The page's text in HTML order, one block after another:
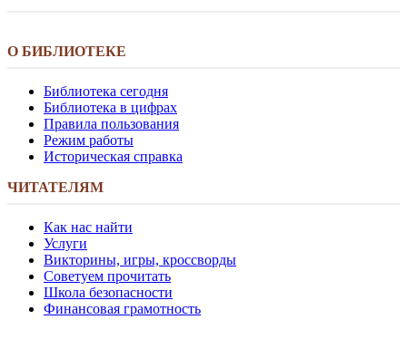
О БИБЛИОТЕКЕ
Библиотека сегодня
Библиотека в цифрах
Правила пользования
Режим работы
Историческая справка
ЧИТАТЕЛЯМ
Как нас найти
Услуги
Викторины, игры, кроссворды
Советуем прочитать
Школа безопасности
Финансовая грамотность